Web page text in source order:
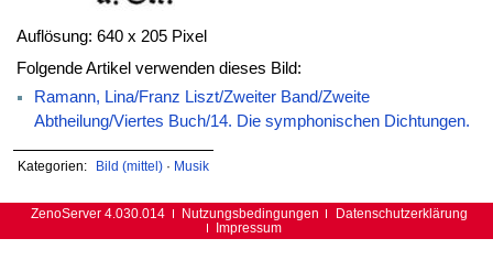
Auflösung: 640 x 205 Pixel
Folgende Artikel verwenden dieses Bild:
Ramann, Lina/Franz Liszt/Zweiter Band/Zweite
Abtheilung/Viertes Buch/14. Die symphonischen Dichtungen.
Kategorien: Bild (mittel)· Musik
ZenoServer 4.030.014 Nutzungsbedingungen
Datenschutzerklärung
Impressum